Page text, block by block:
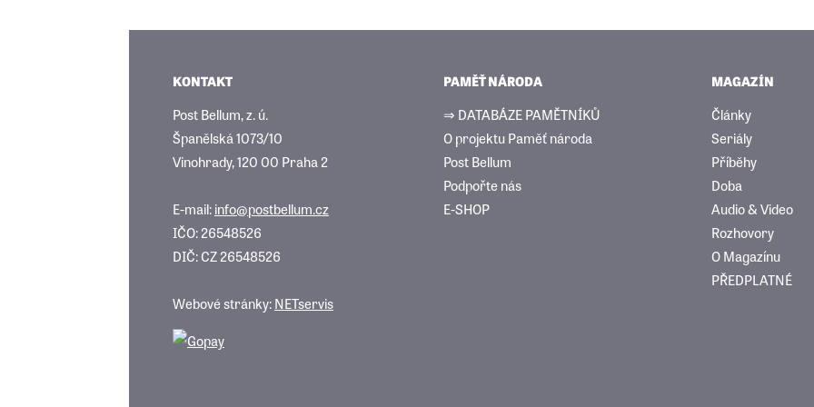
KONTAKT
Post Bellum, z. ú.
Španělská 1073/10
Vinohrady, 120 00 Praha 2
E-mail:info@postbellum.cz
IČO: 26548526
DIČ: CZ 26548526
Webové stránky:NETservis
PAMĚŤ NÁRODA
⇒ DATABÁZE PAMĚTNÍKŮ
O projektu Paměť národa
Post Bellum
Podpořte nás
E-SHOP
MAGAZÍN
Články
Seriály
Příběhy
Doba
Audio & Video
Rozhovory
O Magazínu
PŘEDPLATNÉ